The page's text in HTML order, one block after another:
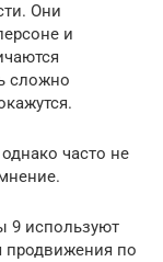
Они
и
сложно
часто не
9 используют
продвижения по